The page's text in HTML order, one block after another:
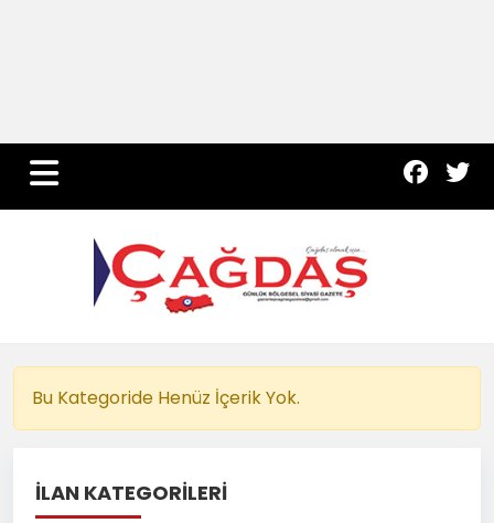
Teknoloji
Bu Kategoride Henüz İçerik Yok.
İLAN KATEGORİLERİ